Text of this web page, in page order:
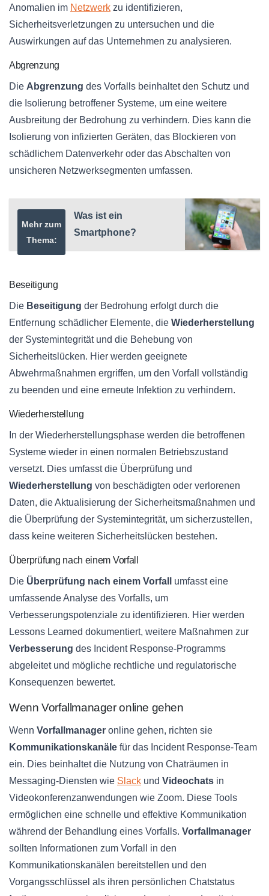
Anomalien im Netzwerk zu identifizieren,
Sicherheitsverletzungen zu untersuchen und die
Auswirkungen auf das Unternehmen zu analysieren.
Abgrenzung
Die Abgrenzung des Vorfalls beinhaltet den Schutz und
die Isolierung betroffener Systeme, um eine weitere
Ausbreitung der Bedrohung zu verhindern. Dies kann die
Isolierung von infizierten Geräten, das Blockieren von
schädlichem Datenverkehr oder das Abschalten von
unsicheren Netzwerksegmenten umfassen.
Mehr zum
Thema:
Was ist ein
Smartphone?
Beseitigung
Die Beseitigung der Bedrohung erfolgt durch die
Entfernung schädlicher Elemente, die Wiederherstellung
der Systemintegrität und die Behebung von
Sicherheitslücken. Hier werden geeignete
Abwehrmaßnahmen ergriffen, um den Vorfall vollständig
zu beenden und eine erneute Infektion zu verhindern.
Wiederherstellung
In der Wiederherstellungsphase werden die betroffenen
Systeme wieder in einen normalen Betriebszustand
versetzt. Dies umfasst die Überprüfung und
Wiederherstellung von beschädigten oder verlorenen
Daten, die Aktualisierung der Sicherheitsmaßnahmen und
die Überprüfung der Systemintegrität, um sicherzustellen,
dass keine weiteren Sicherheitslücken bestehen.
Überprüfung nach einem Vorfall
Die Überprüfung nach einem Vorfall
umfasst eine
umfassende Analyse des Vorfalls, um
Verbesserungspotenziale zu identifizieren. Hier werden
Lessons Learned dokumentiert, weitere Maßnahmen zur
Verbesserung des Incident Response-Programms
abgeleitet und mögliche rechtliche und regulatorische
Konsequenzen bewertet.
Wenn Vorfallmanager online gehen
Wenn Vorfallmanager online gehen, richten sie
Kommunikationskanäle für das Incident Response-Team
ein. Dies beinhaltet die Nutzung von Chaträumen in
Messaging-Diensten wie Slack und Videochats in
Videokonferenzanwendungen wie Zoom. Diese Tools
ermöglichen eine schnelle und effektive Kommunikation
während der Behandlung eines Vorfalls. Vorfallmanager
sollten Informationen zum Vorfall in den
Kommunikationskanälen bereitstellen und den
Vorgangsschlüssel als ihren persönlichen Chatstatus